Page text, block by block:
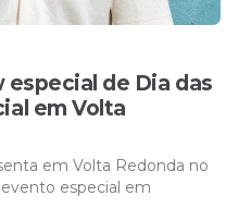
especial de Dia das
em Volta
em Volta Redonda no
especial em